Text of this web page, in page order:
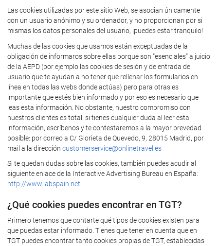
Las cookies utilizadas por este sitio Web, se asocian únicamente
con un usuario anónimo y su ordenador, y no proporcionan por si
mismas los datos personales del usuario, ¡puedes estar tranquilo!
Muchas de las cookies que usamos están exceptuadas de la
obligación de informaros sobre ellas porque son "esenciales" a juicio
de la AEPD (por ejemplo las cookies de sesión y de entrada de
usuario que te ayudan a no tener que rellenar los formularios en
línea en todas las webs donde actúas) pero para otras es
importante que estés bien informado y por eso es necesario que
leas esta información. No obstante, nuestro compromiso con
nuestros clientes es total: si tienes cualquier duda al leer esta
información, escríbenos y te contestaremos a la mayor brevedad
posible: por correo a C/ Glorieta de Quevedo, 9, 28015 Madrid, por
mail a la dirección customerservice@onlinetravel.es
Si te quedan dudas sobre las cookies, también puedes acudir al
siguiente enlace de la Interactive Advertising Bureau en España:
http://www.iabspain.net
¿Qué cookies puedes encontrar en TGT?
Primero tenemos que contarte qué tipos de cookies existen para
que puedas estar informado. Tienes que tener en cuenta que en
TGT puedes encontrar tanto cookies propias de TGT, establecidas